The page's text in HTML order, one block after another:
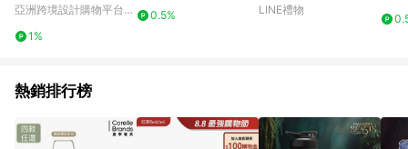
水壺 直飲+吸管兩用-
亞洲跨境設計購物平台
1%
0.5%
彈蓋保溫瓶 750ml 六
LINE禮物
熱銷排行榜